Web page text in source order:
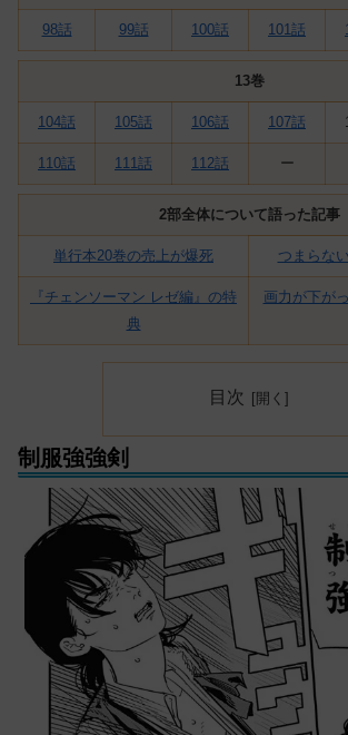
98話 99話 100話 101話
13巻
104話 105話 106話 107話
110話 111話 112話 ー
2部全体について語った記事
単行本20巻の売上が爆死 つまらな
『チェンソーマン レゼ編』の特
典
画力が下が
目次
制服強強剣